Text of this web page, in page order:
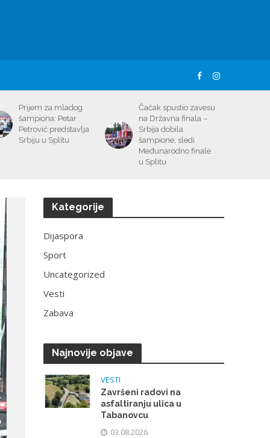
Prijem za mladog
šampiona: Petar
Petrović predstavlja
Srbiju u Splitu
Čačak spustio zavesu
na Državna finala –
Srbija dobila
šampione, sledi
Međunarodno finale
u Splitu
Kategorije
Dijaspora
Sport
Uncategorized
Vesti
Zabava
Najnovije objave
VESTI
Završeni radovi na
asfaltiranju ulica u
Tabanovcu
03.08.2026.